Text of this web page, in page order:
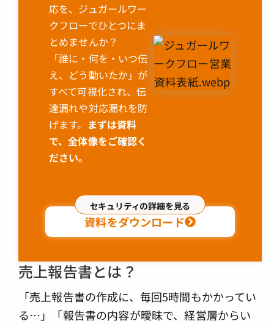
応を、ジュガールワー
クフローでひとつにま
とめませんか？
「誰に・何を・いつ伝
え、どう動いたか」が
すべて可視化され、伝
達漏れや対応漏れを防
げます。 まずは資料
で、全体像をご確認く
ださい。
セキュリティの詳細を見る
資料をダウンロード
売上報告書とは？
「売上報告書の作成に、毎回5時間もかかってい
る…」「報告書の内容が曖昧で、経営層からい